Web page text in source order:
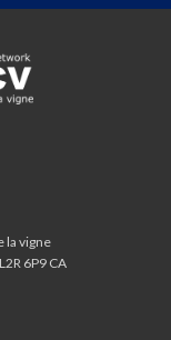
la vigne
L2R 6P9 CA